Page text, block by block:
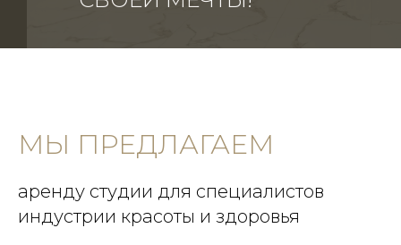
МЫ ПРЕДЛАГАЕМ
аренду студии для специалистов
индустрии красоты и здоровья